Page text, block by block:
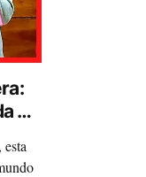
en